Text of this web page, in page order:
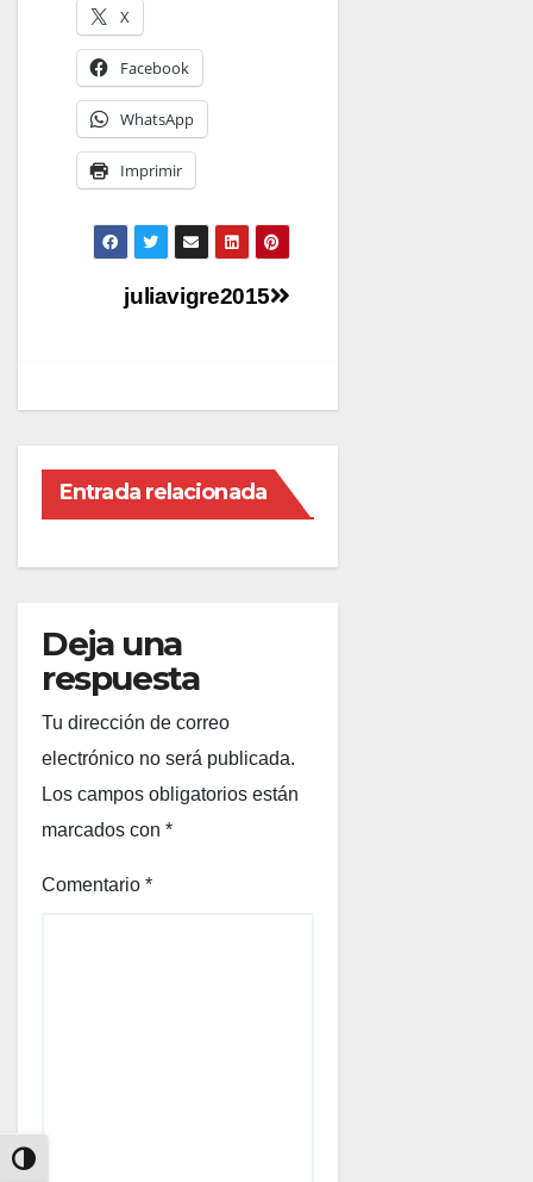
Alternar alto contraste
X
Facebook
WhatsApp
Imprimir
Navegación
juliavigre2015
Entrada relacionada
Deja una
respuesta
Tu dirección de correo
electrónico no será publicada.
Los campos obligatorios están
marcados con *
Comentario *